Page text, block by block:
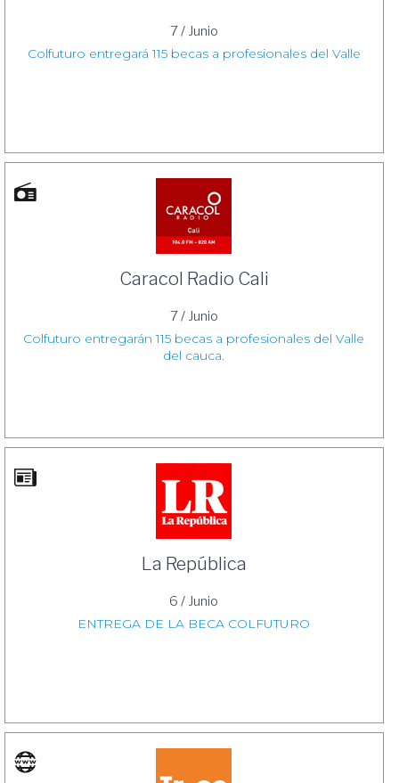
7 / Junio
Colfuturo entregará 115 becas a profesionales del Valle
Caracol Radio Cali
7 / Junio
Colfuturo entregarán 115 becas a profesionales del Valle
del cauca.
La República
6 / Junio
ENTREGA DE LA BECA COLFUTURO